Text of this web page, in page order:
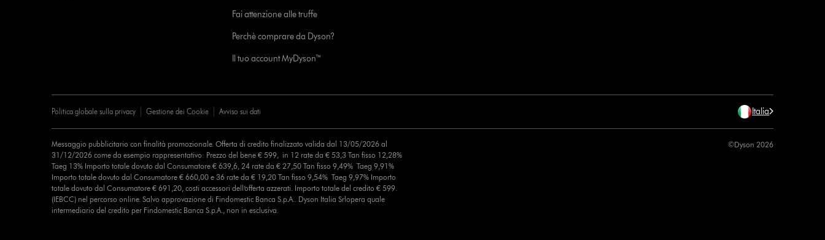
Fai attenzione alle truffe
Perchè comprare da Dyson?
Il tuo account MyDyson™
Politica globale sulla privacy Gestione dei Cookie Avviso sui dati Italia
Messaggio pubblicitario con finalità promozionale. Offerta di credito finalizzato valida dal 13/05/2026 al
31/12/2026 come da esempio rappresentativo: Prezzo del bene € 599, in 12 rate da € 53,3 Tan fisso 12,28%
Taeg 13% Importo totale dovuto dal Consumatore € 639,6, 24 rate da € 27,50 Tan fisso 9,49% Taeg 9,91%
Importo totale dovuto dal Consumatore € 660,00 e 36 rate da € 19,20 Tan fisso 9,54% Taeg 9,97% Importo
totale dovuto dal Consumatore € 691,20, costi accessori dell’offerta azzerati. Importo totale del credito € 599.
(IEBCC) nel percorso online. Salvo approvazione di Findomestic Banca S.p.A.. Dyson Italia Srlopera quale
intermediario del credito per Findomestic Banca S.p.A., non in esclusiva.
©Dyson 2026